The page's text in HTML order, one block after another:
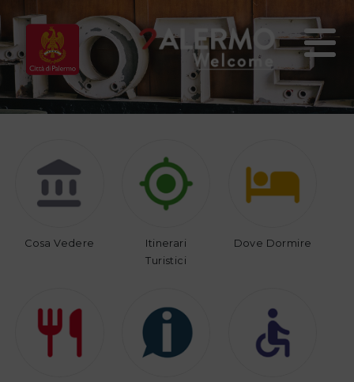
Home
Vivi
Palermo
Organizza
il
tuo
Cosa Vedere
Itinerari
Turistici
Dove Dormire